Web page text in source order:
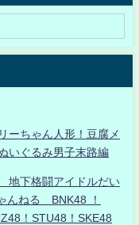
ーちゃん人形！豆腐メ
いぐるみ男子末路編
下格闘アイドルだい
んねる BNK48 ！
！STU48！SKE48